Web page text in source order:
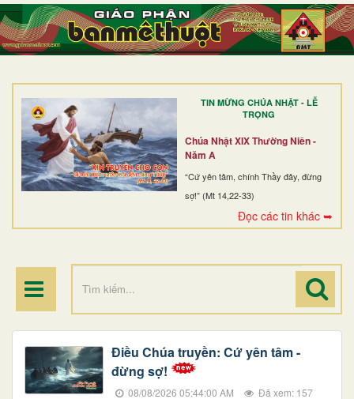
TIN MỪNG CHÚA NHẬT - LỄ
TRỌNG
Chúa Nhật XIX Thường Niên -
Năm A
“Cứ yên tâm, chính Thầy đây, đừng
sợ!” (Mt 14,22-33)
Đọc các tin khác ➥
TRANG NHẤT
GIỚI THIỆU
DÒNG TU
BAN MỤC VỤ
ĐOÀN THỂ CG
ĐIỂM HÀNH HƯƠNG
Điều Chúa truyền: Cứ yên tâm -
đừng sợ!
08/08/2026 05:44:00 AM Đã xem: 157